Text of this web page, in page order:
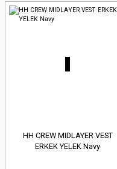
HH CREW MIDLAYER VEST
ERKEK YELEK Navy